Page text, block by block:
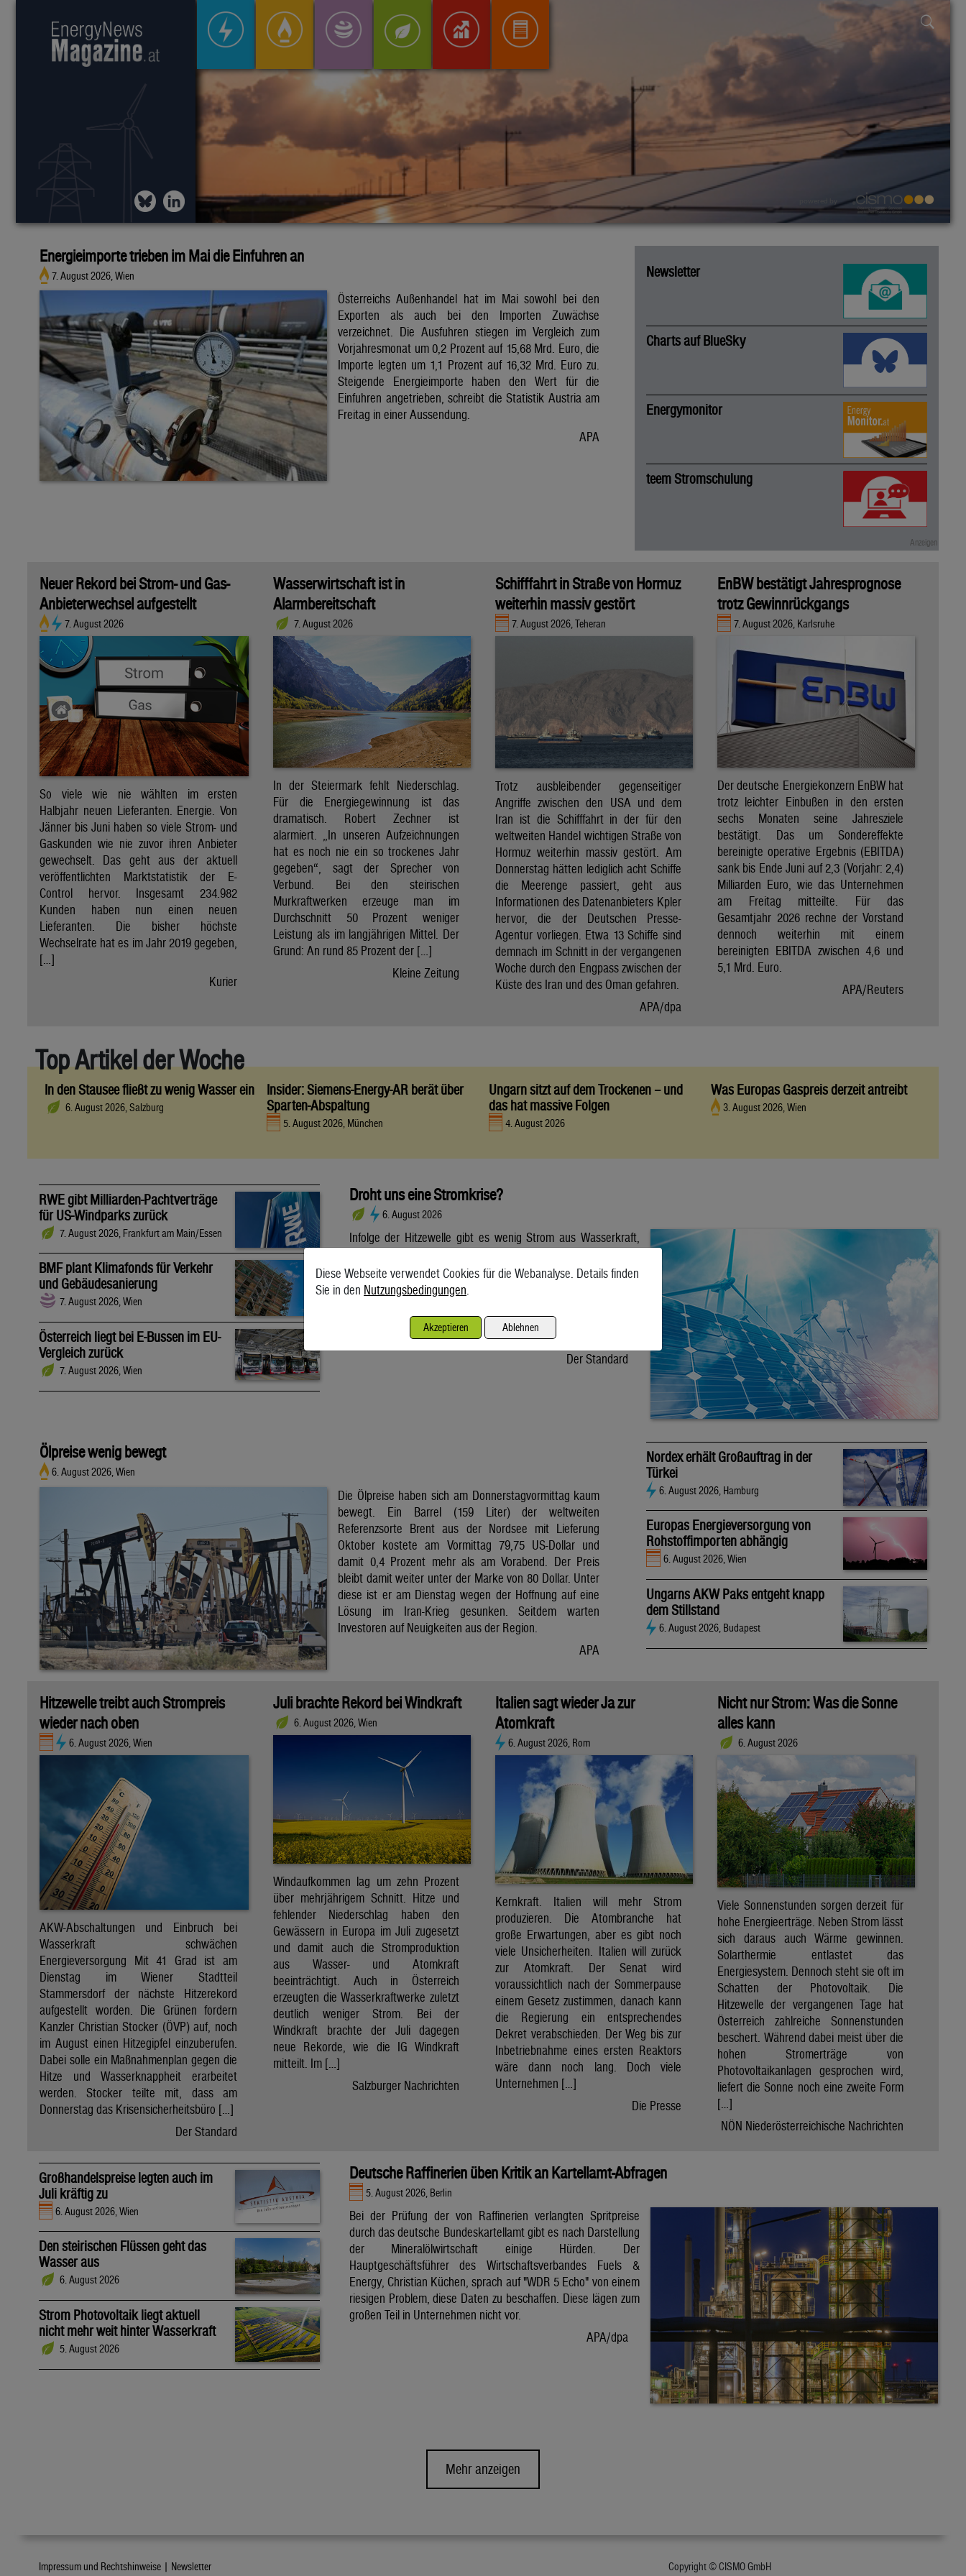
Energieimporte trieben im Mai die Einfuhren an
7. August 2026, Wien
Österreichs Außenhandel hat im Mai sowohl bei den
Exporten als auch bei den Importen Zuwächse
verzeichnet. Die Ausfuhren stiegen im Vergleich zum
Vorjahresmonat um 0,2 Prozent auf 15,68 Mrd. Euro, die
Importe legten um 1,1 Prozent auf 16,32 Mrd. Euro zu.
Steigende Energieimporte haben den Wert für die
Einfuhren angetrieben, schreibt die Statistik Austria am
Freitag in einer Aussendung.
APA
Newsletter
Charts auf BlueSky
Energymonitor
teem Stromschulung
Neuer Rekord bei Strom- und Gas-
Anbieterwechsel aufgestellt
7. August 2026
So viele wie nie wählten im ersten
Halbjahr neuen Lieferanten. Energie. Von
Jänner bis Juni haben so viele Strom- und
Gaskunden wie nie zuvor ihren Anbieter
gewechselt. Das geht aus der aktuell
veröffentlichten Marktstatistik der E-
Control hervor. Insgesamt 234.982
Kunden haben nun einen neuen
Lieferanten. Die bisher höchste
Wechselrate hat es im Jahr 2019 gegeben,
[…]
Kurier
Wasserwirtschaft ist in
Alarmbereitschaft
7. August 2026
In der Steiermark fehlt Niederschlag.
Für die Energiegewinnung ist das
dramatisch. Robert Zechner ist
alarmiert. „In unseren Aufzeichnungen
hat es noch nie ein so trockenes Jahr
gegeben“, sagt der Sprecher von
Verbund. Bei den steirischen
Murkraftwerken erzeuge man im
Durchschnitt 50 Prozent weniger
Leistung als im langjährigen Mittel. Der
Grund: An rund 85 Prozent der […]
Kleine Zeitung
Schifffahrt in Straße von Hormuz
weiterhin massiv gestört
7. August 2026, Teheran
Trotz ausbleibender gegenseitiger
Angriffe zwischen den USA und dem
Iran ist die Schifffahrt in der für den
weltweiten Handel wichtigen Straße von
Hormuz weiterhin massiv gestört. Am
Donnerstag hätten lediglich acht Schiffe
die Meerenge passiert, geht aus
Informationen des Datenanbieters Kpler
hervor, die der Deutschen Presse-
Agentur vorliegen. Etwa 13 Schiffe sind
demnach im Schnitt in der vergangenen
Woche durch den Engpass zwischen der
Küste des Iran und des Oman gefahren.
APA/dpa
EnBW bestätigt Jahresprognose
trotz Gewinnrückgangs
7. August 2026, Karlsruhe
Der deutsche Energiekonzern EnBW hat
trotz leichter Einbußen in den ersten
sechs Monaten seine Jahresziele
bestätigt. Das um Sondereffekte
bereinigte operative Ergebnis (EBITDA)
sank bis Ende Juni auf 2,3 (Vorjahr: 2,4)
Milliarden Euro, wie das Unternehmen
am Freitag mitteilte. Für das
Gesamtjahr 2026 rechne der Vorstand
dennoch weiterhin mit einem
bereinigten EBITDA zwischen 4,6 und
5,1 Mrd. Euro.
APA/Reuters
Top Artikel der Woche
In den Stausee fließt zu wenig Wasser ein
6. August 2026, Salzburg
Insider: Siemens-Energy-AR berät über
Sparten-Abspaltung
5. August 2026, München
Ungarn sitzt auf dem Trockenen – und
das hat massive Folgen
4. August 2026
Was Europas Gaspreis derzeit antreibt
3. August 2026, Wien
RWE gibt Milliarden-Pachtverträge
für US-Windparks zurück
7. August 2026, Frankfurt am Main/Essen
BMF plant Klimafonds für Verkehr
und Gebäudesanierung
7. August 2026, Wien
Österreich liegt bei E-Bussen im EU-
Vergleich zurück
7. August 2026, Wien
Droht uns eine Stromkrise?
6. August 2026
Infolge der Hitzewelle gibt es wenig Strom aus Wasserkraft,
Wetterextreme auf die Stromerzeugung und die Netze
auswirken. Die anhaltende Hitzewelle bringt die Stromnetze in
Verbund ein Drittel der Wassermenge. Wie verlässlich sind die
erneuerbaren Energien und halten unsere […]
Der Standard
Ölpreise wenig bewegt
6. August 2026, Wien
Die Ölpreise haben sich am Donnerstagvormittag kaum
bewegt. Ein Barrel (159 Liter) der weltweiten
Referenzsorte Brent aus der Nordsee mit Lieferung
Oktober kostete am Vormittag 79,75 US-Dollar und
damit 0,4 Prozent mehr als am Vorabend. Der Preis
bleibt damit weiter unter der Marke von 80 Dollar. Unter
diese ist er am Dienstag wegen der Hoffnung auf eine
Lösung im Iran-Krieg gesunken. Seitdem warten
Investoren auf Neuigkeiten aus der Region.
APA
Nordex erhält Großauftrag in der
Türkei
6. August 2026, Hamburg
Europas Energieversorgung von
Rohstoffimporten abhängig
6. August 2026, Wien
Ungarns AKW Paks entgeht knapp
dem Stillstand
6. August 2026, Budapest
Hitzewelle treibt auch Strompreis
wieder nach oben
6. August 2026, Wien
AKW-Abschaltungen und Einbruch bei
Wasserkraft schwächen
Energieversorgung Mit 41 Grad ist am
Dienstag im Wiener Stadtteil
Stammersdorf der nächste Hitzerekord
aufgestellt worden. Die Grünen fordern
Kanzler Christian Stocker (ÖVP) auf, noch
im August einen Hitzegipfel einzuberufen.
Dabei solle ein Maßnahmenplan gegen die
Hitze und Wasserknappheit erarbeitet
werden. Stocker teilte mit, dass am
Donnerstag das Krisensicherheitsbüro […]
Der Standard
Juli brachte Rekord bei Windkraft
6. August 2026, Wien
Windaufkommen lag um zehn Prozent
über mehrjährigem Schnitt. Hitze und
fehlender Niederschlag haben den
Gewässern in Europa im Juli zugesetzt
und damit auch die Stromproduktion
aus Wasser- und Atomkraft
beeinträchtigt. Auch in Österreich
erzeugten die Wasserkraftwerke zuletzt
deutlich weniger Strom. Bei der
Windkraft brachte der Juli dagegen
neue Rekorde, wie die IG Windkraft
mitteilt. Im […]
Salzburger Nachrichten
Italien sagt wieder Ja zur
Atomkraft
6. August 2026, Rom
Kernkraft. Italien will mehr Strom
produzieren. Die Atombranche hat
große Erwartungen, aber es gibt noch
viele Unsicherheiten. Italien will zurück
zur Atomkraft. Der Senat wird
voraussichtlich nach der Sommerpause
einem Gesetz zustimmen, danach kann
die Regierung ein entsprechendes
Dekret verabschieden. Der Weg bis zur
Inbetriebnahme eines ersten Reaktors
wäre dann noch lang. Doch viele
Unternehmen […]
Die Presse
Nicht nur Strom: Was die Sonne
alles kann
6. August 2026
Viele Sonnenstunden sorgen derzeit für
hohe Energieerträge. Neben Strom lässt
sich daraus auch Wärme gewinnen.
Solarthermie entlastet das
Energiesystem. Dennoch steht sie oft im
Schatten der Photovoltaik. Die
Hitzewelle der vergangenen Tage hat
Österreich zahlreiche Sonnenstunden
beschert. Während dabei meist über die
hohen Stromerträge von
Photovoltaikanlagen gesprochen wird,
liefert die Sonne noch eine zweite Form
[…]
NÖN Niederösterreichische Nachrichten
Großhandelspreise legten auch im
Juli kräftig zu
6. August 2026, Wien
Den steirischen Flüssen geht das
Wasser aus
6. August 2026
Strom Photovoltaik liegt aktuell
nicht mehr weit hinter Wasserkraft
5. August 2026
Deutsche Raffinerien üben Kritik an Kartellamt-Abfragen
5. August 2026, Berlin
Bei der Prüfung der von Raffinerien verlangten Spritpreise
durch das deutsche Bundeskartellamt gibt es nach Darstellung
der Mineralölwirtschaft einige Hürden. Der
Hauptgeschäftsführer des Wirtschaftsverbandes Fuels &
Energy, Christian Küchen, sprach auf "WDR 5 Echo" von einem
riesigen Problem, diese Daten zu beschaffen. Diese lägen zum
großen Teil in Unternehmen nicht vor.
APA/dpa
Mehr anzeigen
Impressum und Rechtshinweise | Newsletter Copyright © CISMO GmbH
Diese Webseite verwendet Cookies für die Webanalyse. Details finden
Sie in den Nutzungsbedingungen
Akzeptieren Ablehnen